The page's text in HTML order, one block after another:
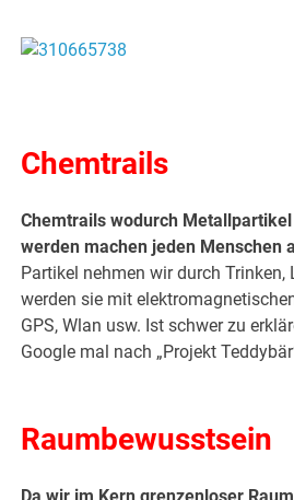
Chemtrails
Chemtrails wodurch
werden machen jeden Menschen
Partikel nehmen wir durch
werden sie mit
GPS, Wlan usw. Ist schwer zu
Google mal nach „Projekt
Raumbewusstsein